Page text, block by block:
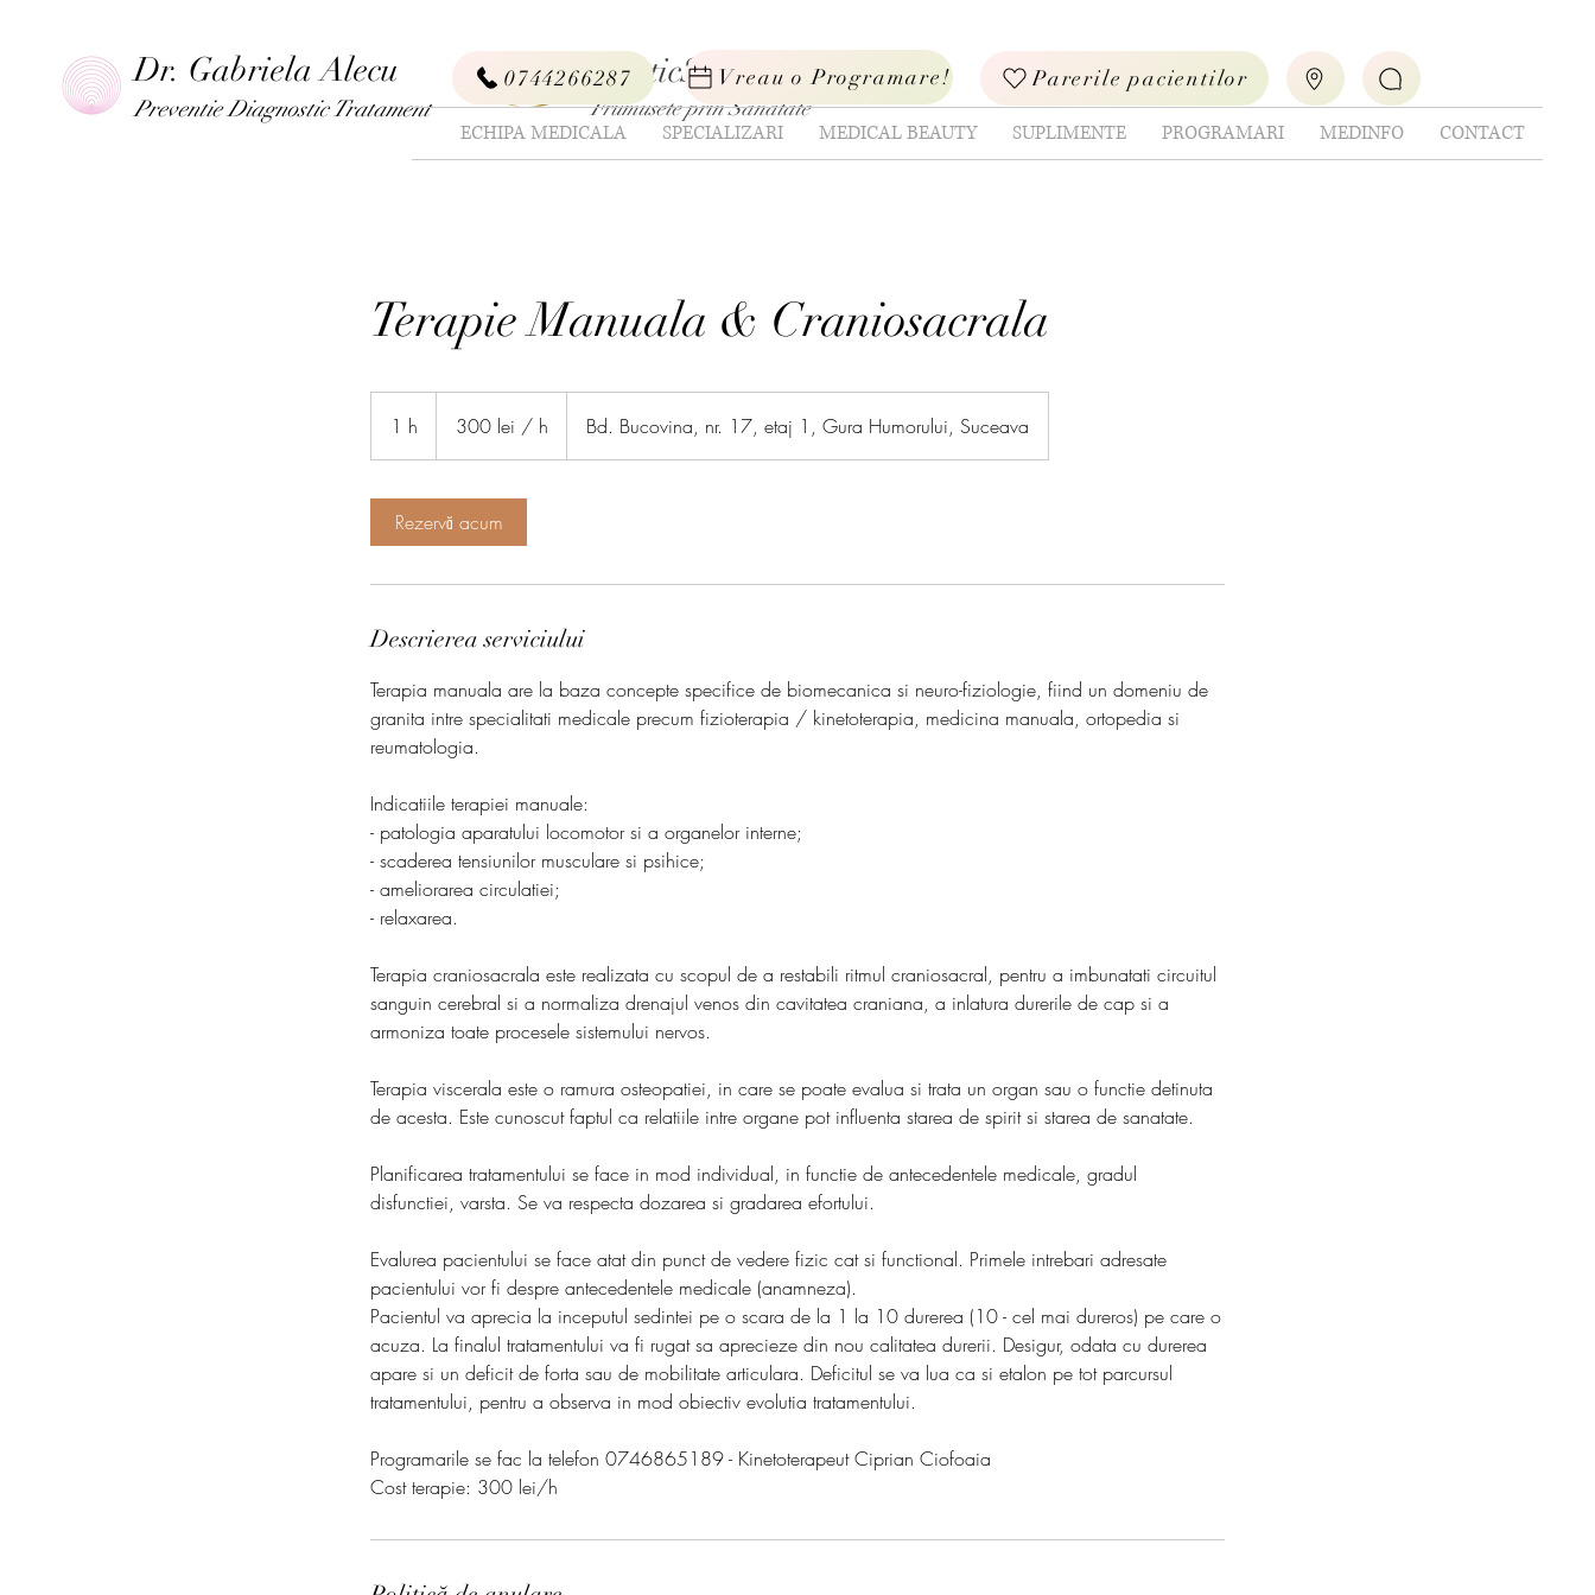
Dr. Gabriela Alecu
Preventie Diagnostic Tratament
EsteticSan
Frumusete prin Sanatate
0744266287 Vreau o Programare! Parerile pacientilor
ECHIPA MEDICALA SPECIALIZARI MEDICAL BEAUTY SUPLIMENTE PROGRAMARI MEDINFO CONTACT
Terapie Manuala & Craniosacrala
1 h 300 lei / h Bd. Bucovina, nr. 17, etaj 1, Gura Humorului, Suceava
Rezervă acum
Descrierea serviciului
Terapia manuala are la baza concepte specifice de biomecanica si neuro-fiziologie, fiind un domeniu de
granita intre specialitati medicale precum fizioterapia / kinetoterapia, medicina manuala, ortopedia si
reumatologia.
Indicatiile terapiei manuale:
- patologia aparatului locomotor si a organelor interne;
- scaderea tensiunilor musculare si psihice;
- ameliorarea circulatiei;
- relaxarea.
Terapia craniosacrala este realizata cu scopul de a restabili ritmul craniosacral, pentru a imbunatati circuitul
sanguin cerebral si a normaliza drenajul venos din cavitatea craniana, a inlatura durerile de cap si a
armoniza toate procesele sistemului nervos.
Terapia viscerala este o ramura osteopatiei, in care se poate evalua si trata un organ sau o functie detinuta
de acesta. Este cunoscut faptul ca relatiile intre organe pot influenta starea de spirit si starea de sanatate.
Planificarea tratamentului se face in mod individual, in functie de antecedentele medicale, gradul
disfunctiei, varsta. Se va respecta dozarea si gradarea efortului.
Evalurea pacientului se face atat din punct de vedere fizic cat si functional. Primele intrebari adresate
pacientului vor fi despre antecedentele medicale (anamneza).
Pacientul va aprecia la inceputul sedintei pe o scara de la 1 la 10 durerea (10 - cel mai dureros) pe care o
acuza. La finalul tratamentului va fi rugat sa aprecieze din nou calitatea durerii. Desigur, odata cu durerea
apare si un deficit de forta sau de mobilitate articulara. Deficitul se va lua ca si etalon pe tot parcursul
tratamentului, pentru a observa in mod obiectiv evolutia tratamentului.
Programarile se fac la telefon 0746865189 - Kinetoterapeut Ciprian Ciofoaia
Cost terapie: 300 lei/h